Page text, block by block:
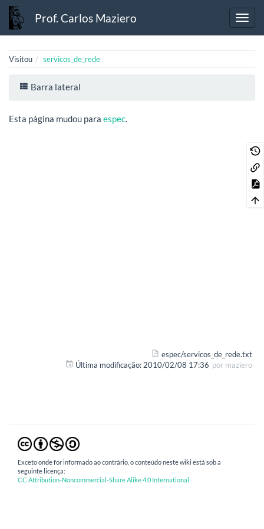
Prof. Carlos Maziero
Visitou servicos_de_rede
Barra lateral
Esta página mudou para espec.
espec/servicos_de_rede.txt
Última modificação: 2010/02/08 17:36 por maziero
Exceto onde for informado ao contrário, o conteúdo neste wiki está sob a
seguinte licença:
CC Attribution-Noncommercial-Share Alike 4.0 International